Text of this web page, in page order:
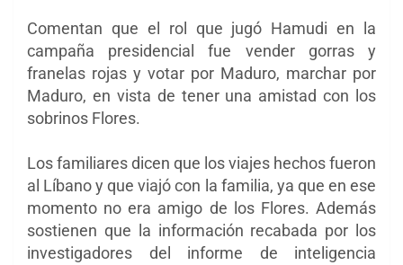
Comentan que el rol que jugó Hamudi en la
campaña presidencial fue vender gorras y
franelas rojas y votar por Maduro, marchar por
Maduro, en vista de tener una amistad con los
sobrinos Flores.
Los familiares dicen que los viajes hechos fueron
al Líbano y que viajó con la familia, ya que en ese
momento no era amigo de los Flores. Además
sostienen que la información recabada por los
investigadores del informe de inteligencia